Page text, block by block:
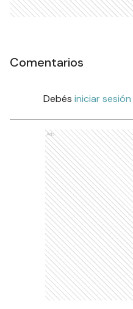
Comentarios
Debés iniciar sesión
Ads